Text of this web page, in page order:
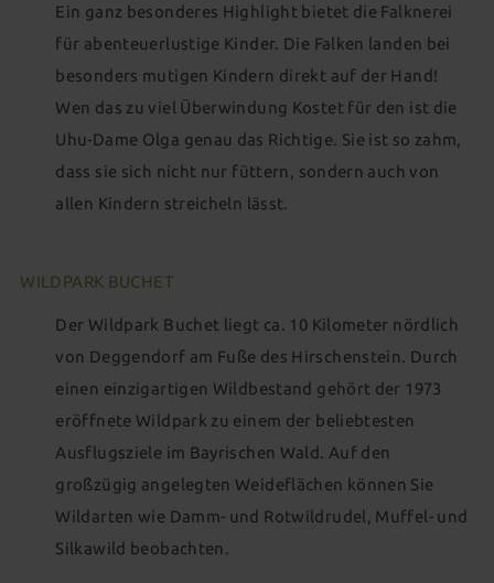
Ein ganz besonderes Highlight bietet die Falknerei
für abenteuerlustige Kinder. Die Falken landen bei
besonders mutigen Kindern direkt auf der Hand!
Wen das zu viel Überwindung Kostet für den ist die
Uhu-Dame Olga genau das Richtige. Sie ist so zahm,
dass sie sich nicht nur füttern, sondern auch von
allen Kindern streicheln lässt.
WILDPARK BUCHET
Der Wildpark Buchet liegt ca. 10 Kilometer nördlich
von Deggendorf am Fuße des Hirschenstein. Durch
einen einzigartigen Wildbestand gehört der 1973
eröffnete Wildpark zu einem der beliebtesten
Ausflugsziele im Bayrischen Wald. Auf den
großzügig angelegten Weideflächen können Sie
Wildarten wie Damm- und Rotwildrudel, Muffel- und
Silkawild beobachten.